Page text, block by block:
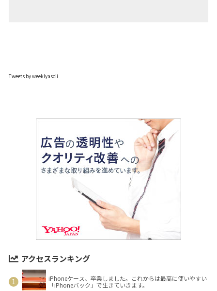
Tweets by weeklyascii
アクセスランキング
iPhoneケース、卒業しました。これからは最高に使いやすい
「iPhoneバック」で生きていきます。